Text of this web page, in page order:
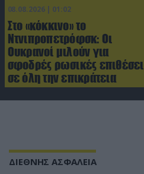
08.08.2026 | 01:02
Στο «κόκκινο» το
Ντνιπροπετρόφσκ: Οι
Ουκρανοί μιλούν για
σφοδρές ρωσικές
σε όλη την επικράτεια
ΔΙΕΘΝΗΣ ΑΣΦΑΛΕΙΑ